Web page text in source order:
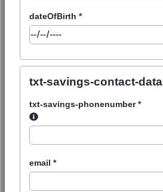
dateOfBirth *
txt-savings-contact-data
txt-savings-phonenumber *
email *